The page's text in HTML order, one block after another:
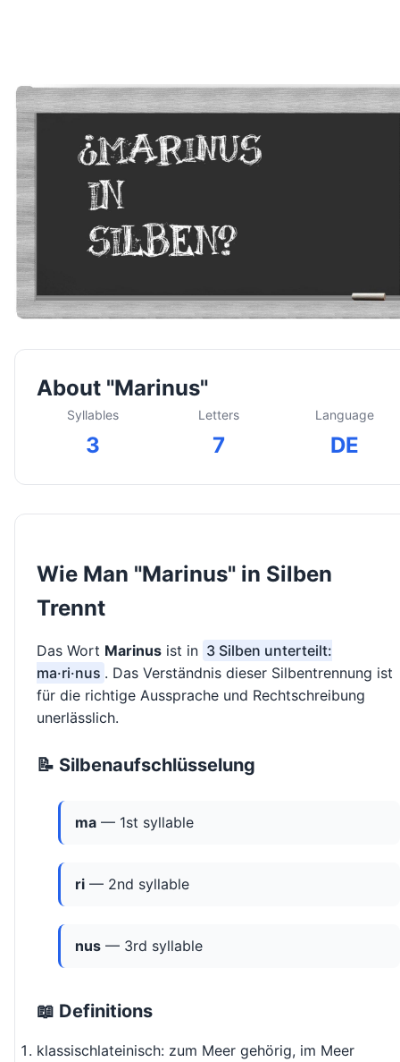
About "Marinus"
Syllables
3
Letters
7
Language
DE
Wie Man "Marinus" in Silben
Trennt
Das Wort Marinus ist in 3 Silben unterteilt:
ma·ri·nus . Das Verständnis dieser Silbentrennung ist
für die richtige Aussprache und Rechtschreibung
unerlässlich.
📝 Silbenaufschlüsselung
ma — 1st syllable
ri — 2nd syllable
nus — 3rd syllable
📖 Definitions
klassischlateinisch: zum Meer gehörig, im Meer